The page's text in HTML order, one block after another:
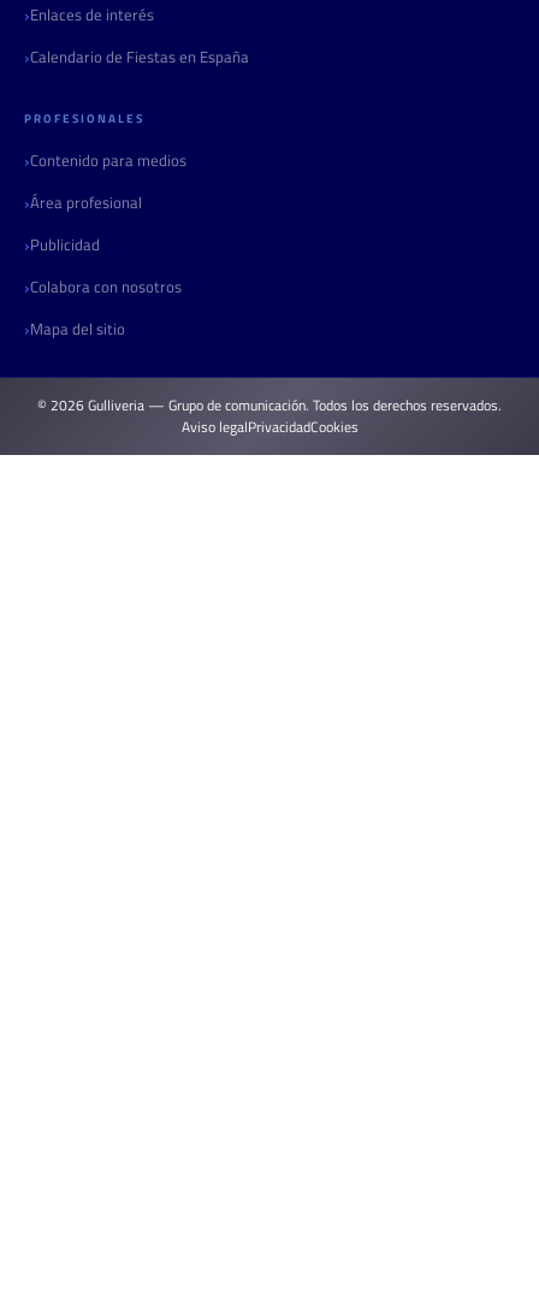
Enlaces de interés
Calendario de Fiestas en España
PROFESIONALES
Contenido para medios
Área profesional
Publicidad
Colabora con nosotros
Mapa del sitio
© 2026 Gulliveria — Grupo de comunicación. Todos los derechos reservados.
Aviso legalPrivacidadCookies